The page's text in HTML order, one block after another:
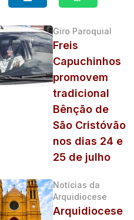
Giro Paroquial
Freis
Capuchinhos
promovem
tradicional
Bênção de
São Cristóvão
nos dias 24 e
25 de julho
Notícias da
Arquidiocese
Arquidiocese